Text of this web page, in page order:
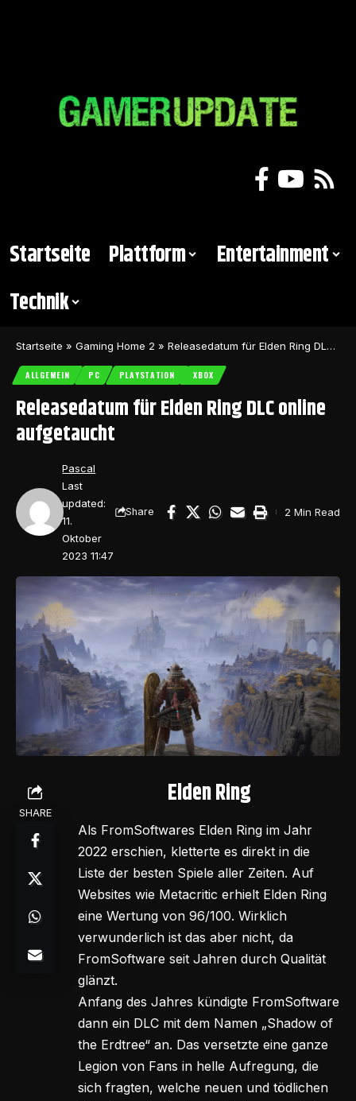
Startseite Plattform
Entertainment
Technik
Startseite » Gaming Home 2 » Releasedatum für Elden Ring DLC online aufgetaucht
ALLGEMEIN PC PLAYSTATION XBOX
Releasedatum für Elden Ring DLC online
aufgetaucht
Last
updated:
11.
Oktober
2023 11:47
Pascal
Share 2 Min Read
SHARE
Elden Ring
Als FromSoftwares Elden Ring im Jahr
2022 erschien, kletterte es direkt in die
Liste der besten Spiele aller Zeiten. Auf
Websites wie Metacritic erhielt Elden Ring
eine Wertung von 96/100. Wirklich
verwunderlich ist das aber nicht, da
FromSoftware seit Jahren durch Qualität
glänzt.
Anfang des Jahres kündigte FromSoftware
dann ein DLC mit dem Namen „Shadow of
the Erdtree“ an. Das versetzte eine ganze
Legion von Fans in helle Aufregung, die
sich fragten, welche neuen und tödlichen